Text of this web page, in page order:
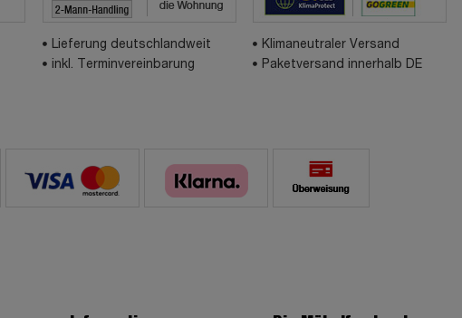
Lieferung deutschlandweit
inkl. Terminvereinbarung
Klimaneutraler Versand
Paketversand innerhalb DE